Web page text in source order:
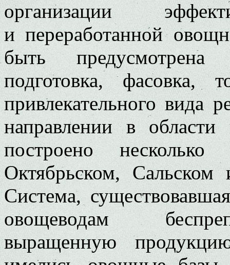
организации
и переработанной
быть предусмотрена
подготовка, фасовка,
привлекательного вида
направлении в
построено
Октябрьском,
Система,
овощеводам
выращенную